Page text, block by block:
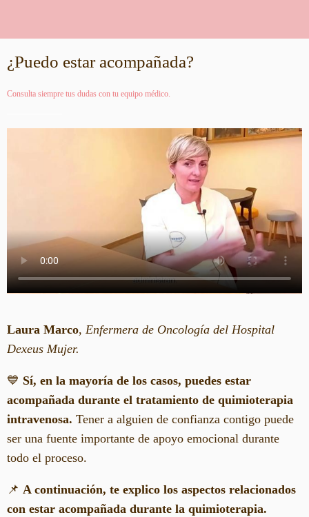
¿Puedo estar acompañada?
Consulta siempre tus dudas con tu equipo médico.
Laura Marco, Enfermera de Oncología del Hospital
Dexeus Mujer.
💙 Sí, en la mayoría de los casos, puedes estar
acompañada durante el tratamiento de quimioterapia
intravenosa. Tener a alguien de confianza contigo puede
ser una fuente importante de apoyo emocional durante
todo el proceso.
📌 A continuación, te explico los aspectos relacionados
con estar acompañada durante la quimioterapia.